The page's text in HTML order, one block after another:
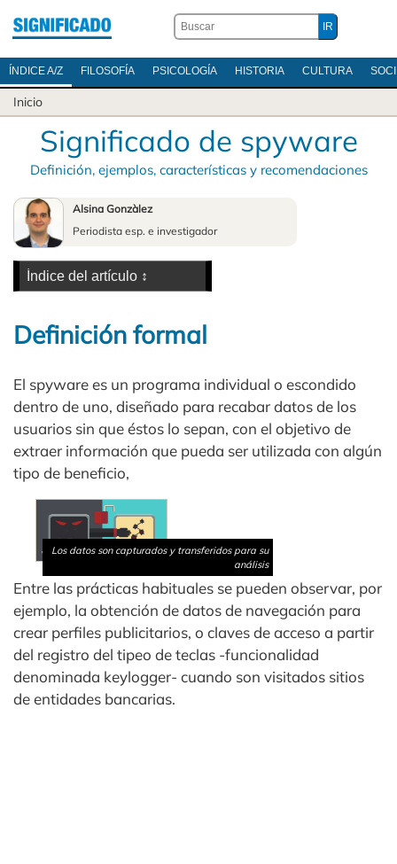
ÍNDICE A/Z FILOSOFÍA PSICOLOGÍA HISTORIA CULTURA
Inicio
Significado de spyware
Definición, ejemplos, características y recomendaciones
Alsina Gonzàlez
Periodista esp. e investigador
Definición formal
El spyware es un programa individual o escondido
dentro de uno, diseñado para recabar datos de los
usuarios sin que éstos lo sepan, con el objetivo de
extraer información que pueda ser utilizada con algún
tipo de beneficio,
Los datos son capturados y transferidos para su
análisis
Entre las prácticas habituales se pueden observar, por
ejemplo, la obtención de datos de navegación para
crear perfiles publicitarios, o claves de acceso a partir
del registro del tipeo de teclas -funcionalidad
denominada keylogger- cuando son visitados sitios
de entidades bancarias.